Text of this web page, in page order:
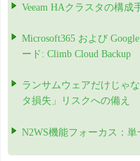
Veeam HAクラスタの構成
Microsoft365 および
ード: Climb Cloud Backup
ランサムウェアだけじゃな
タ損失」リスクへの備え
N2WS機能フォーカス：